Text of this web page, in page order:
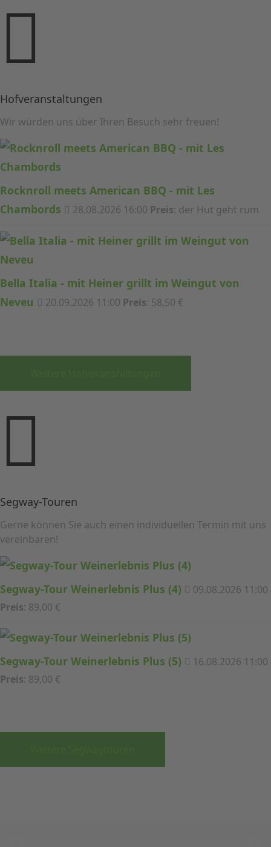
Hofveranstaltungen
Wir würden uns über Ihren Besuch sehr freuen!
Rocknroll meets American BBQ - mit Les
Chambords
28.08.2026 16:00 Preis: der Hut geht rum
Bella Italia - mit Heiner grillt im Weingut von
Neveu
20.09.2026 11:00 Preis: 58,50 €
Segway-Touren
Gerne können Sie auch einen individuellen Termin mit uns
vereinbaren!
Segway-Tour Weinerlebnis Plus (4)
09.08.2026 11:00
Preis: 89,00 €
Segway-Tour Weinerlebnis Plus (5)
16.08.2026 11:00
Preis: 89,00 €